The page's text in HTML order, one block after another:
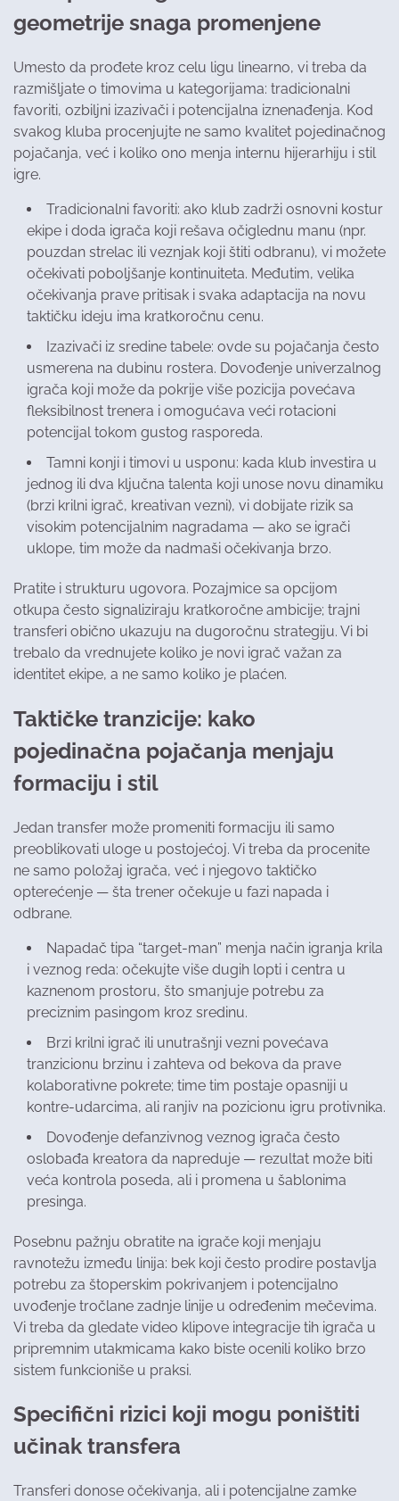
geometrije snaga promenjene
Umesto da prođete kroz celu ligu linearno, vi treba da
razmišljate o timovima u kategorijama: tradicionalni
favoriti, ozbiljni izazivači i potencijalna iznenađenja. Kod
svakog kluba procenjujte ne samo kvalitet pojedinačnog
pojačanja, već i koliko ono menja internu hijerarhiju i stil
igre.
Tradicionalni favoriti: ako klub zadrži osnovni kostur
ekipe i doda igrača koji rešava očiglednu manu (npr.
pouzdan strelac ili veznjak koji štiti odbranu), vi možete
očekivati poboljšanje kontinuiteta. Međutim, velika
očekivanja prave pritisak i svaka adaptacija na novu
taktičku ideju ima kratkoročnu cenu.
Izazivači iz sredine tabele: ovde su pojačanja često
usmerena na dubinu rostera. Dovođenje univerzalnog
igrača koji može da pokrije više pozicija povećava
fleksibilnost trenera i omogućava veći rotacioni
potencijal tokom gustog rasporeda.
Tamni konji i timovi u usponu: kada klub investira u
jednog ili dva ključna talenta koji unose novu dinamiku
(brzi krilni igrač, kreativan vezni), vi dobijate rizik sa
visokim potencijalnim nagradama — ako se igrači
uklope, tim može da nadmaši očekivanja brzo.
Pratite i strukturu ugovora. Pozajmice sa opcijom
otkupa često signaliziraju kratkoročne ambicije; trajni
transferi obično ukazuju na dugoročnu strategiju. Vi bi
trebalo da vrednujete koliko je novi igrač važan za
identitet ekipe, a ne samo koliko je plaćen.
Taktičke tranzicije: kako
pojedinačna pojačanja menjaju
formaciju i stil
Jedan transfer može promeniti formaciju ili samo
preoblikovati uloge u postojećoj. Vi treba da procenite
ne samo položaj igrača, već i njegovo taktičko
opterećenje — šta trener očekuje u fazi napada i
odbrane.
Napadač tipa “target-man” menja način igranja krila
i veznog reda: očekujte više dugih lopti i centra u
kaznenom prostoru, što smanjuje potrebu za
preciznim pasingom kroz sredinu.
Brzi krilni igrač ili unutrašnji vezni povećava
tranzicionu brzinu i zahteva od bekova da prave
kolaborativne pokrete; time tim postaje opasniji u
kontre-udarcima, ali ranjiv na pozicionu igru protivnika.
Dovođenje defanzivnog veznog igrača često
oslobađa kreatora da napreduje — rezultat može biti
veća kontrola poseda, ali i promena u šablonima
presinga.
Posebnu pažnju obratite na igrače koji menjaju
ravnotežu između linija: bek koji često prodire postavlja
potrebu za štoperskim pokrivanjem i potencijalno
uvođenje tročlane zadnje linije u određenim mečevima.
Vi treba da gledate video klipove integracije tih igrača u
pripremnim utakmicama kako biste ocenili koliko brzo
sistem funkcioniše u praksi.
Specifični rizici koji mogu poništiti
učinak transfera
Transferi donose očekivanja, ali i potencijalne zamke